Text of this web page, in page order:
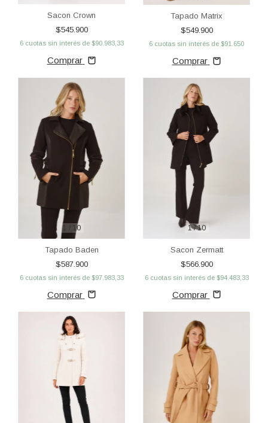
Sacon Crown
$545.900
6 cuotas sin interés de $90.983,33
Comprar
Tapado Matrix
$549.900
6 cuotas sin interés de $91.650
Comprar
1 / 10
Tapado Baden
$587.900
6 cuotas sin interés de $97.983,33
Comprar
1/10
Sacon Zermatt
$566.900
6 cuotas sin interés de $94.483,33
Comprar